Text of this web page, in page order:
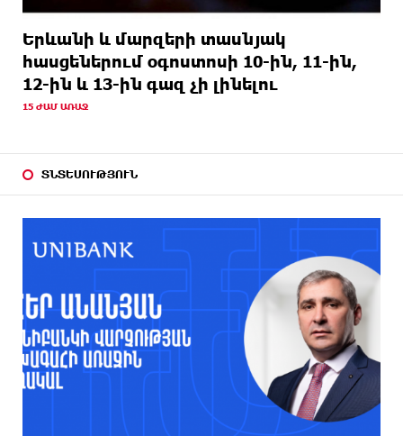
Երևանի և մարզերի տասնյակ
հասցեներում օգոստոսի 10-ին, 11-ին,
12-ին և 13-ին գազ չի լինելու
15 ԺԱՄ ԱՌԱՋ
ՏՆՏԵՍՈՒԹՅՈՒՆ